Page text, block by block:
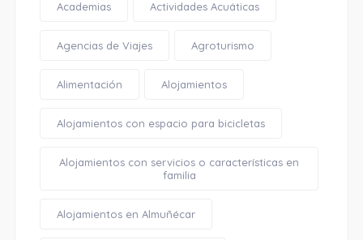
Academias Actividades Acuáticas
Agencias de Viajes Agroturismo
Alimentación Alojamientos
Alojamientos con espacio para bicicletas
Alojamientos con servicios o características en
familia
Alojamientos en Almuñécar